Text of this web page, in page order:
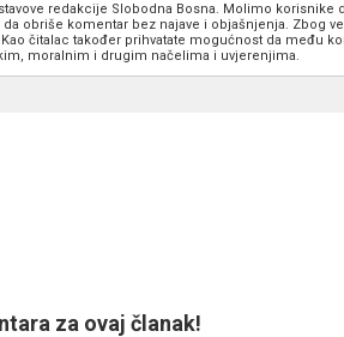
redakcije Slobodna Bosna. Molimo korisnike
obriše komentar bez najave i objašnjenja. Zbog
čitalac također prihvatate mogućnost da među
moralnim i drugim načelima i uvjerenjima.
za ovaj članak!